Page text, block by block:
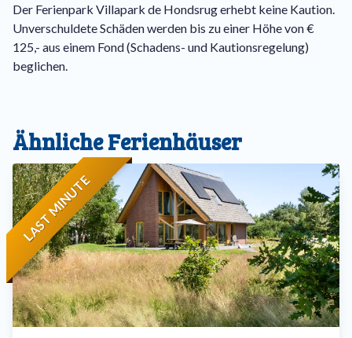
Und wussten Sie, dass der Villapark de Hondsrug einer der
ersten kontaktlosen Ferienparks in den Niederlanden ist?
Das bedeutet, dass Sie Ihre Hondsrug-Villa mit Ihrem
persönlichen Zugangscode öffnen können. Kein Ärger mit
Der Ferienpark Villapark de Hondsrug erhebt keine Kaution.
Unverschuldete Schäden werden bis zu einer Höhe von €
125,- aus einem Fond (Schadens- und Kautionsregelung)
beglichen.
Ähnliche Ferienhäuser
LAST MINUTE